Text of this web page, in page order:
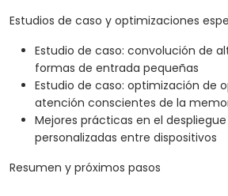
Estudios de caso y optimizaciones
Estudio de caso: convolución de
formas de entrada pequeñas
Estudio de caso: optimización de
atención conscientes de la
Mejores prácticas en el
personalizadas entre dispositivos
Resumen y próximos pasos